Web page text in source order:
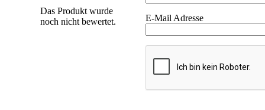
Das Produkt wurde
noch nicht bewertet.
E-Mail Adresse